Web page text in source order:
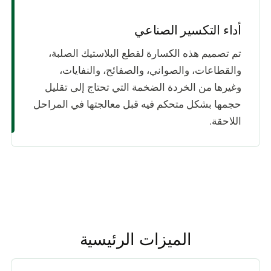
أداء التكسير الصناعي
تم تصميم هذه الكسارة لقطع البلاستيك الصلبة،
والقطاعات، والصواني، والصفائح، والنفايات،
وغيرها من الخردة الضخمة التي تحتاج إلى تقليل
حجمها بشكل متحكم فيه قبل معالجتها في المراحل
اللاحقة.
الميزات الرئيسية